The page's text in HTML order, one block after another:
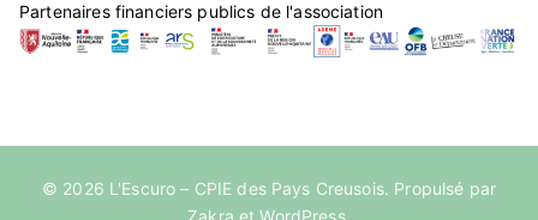
Partenaires financiers publics de l'association
© 2026 L'Escuro – CPIE des Pays Creusois. Propulsé par
Zakra etWordPress.